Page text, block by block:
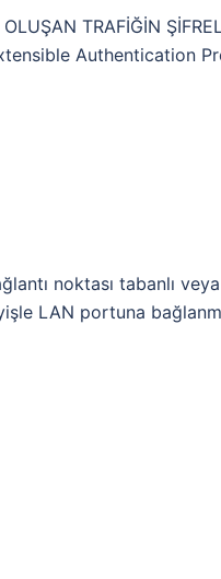
TRAFİĞİN
Authentication
noktası tabanlı
LAN portuna